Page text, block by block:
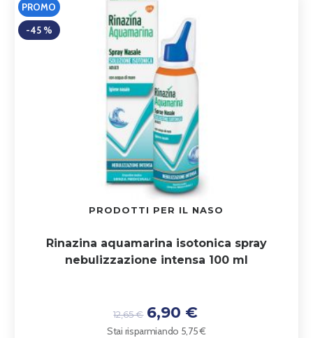
PROMO
-45 %
PRODOTTI PER IL NASO
Rinazina aquamarina isotonica spray
nebulizzazione intensa 100 ml
12,65 € 6,90 €
Stai risparmiando 5,75 €